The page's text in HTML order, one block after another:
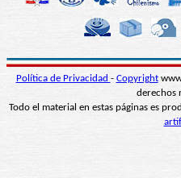
Política de Privacidad - Copyright
derechos
Todo el material en estas páginas es